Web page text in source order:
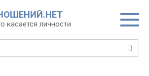
касается личности